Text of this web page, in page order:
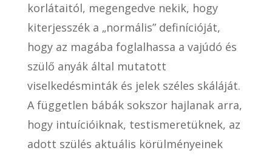
korlátaitól, megengedve nekik, hogy
kiterjesszék a „normális” definícióját,
hogy az magába foglalhassa a vajúdó és
szülő anyák által mutatott
viselkedésminták és jelek széles skáláját.
A független bábák sokszor hajlanak arra,
hogy intuícióiknak, testismeretüknek, az
adott szülés aktuális körülményeinek